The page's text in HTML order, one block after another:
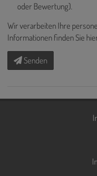
oder Bewertung).
Wir verarbeiten Ihre
Informationen finden Sie
Senden